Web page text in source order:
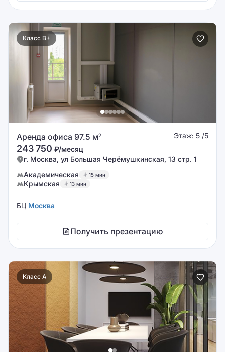
Класс B+
Аренда офиса 97.5 м2 Этаж: 5 /5
243 750 ₽/месяц
г. Москва, ул Большая Черёмушкинская, 13 стр. 1
Академическая
15 мин
Крымская 13 мин
БЦ Москва
Получить презентацию
Класс A